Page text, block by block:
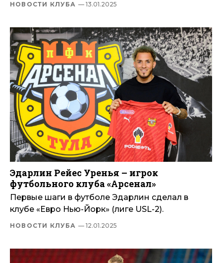
НОВОСТИ КЛУБА — 13.01.2025
Эдарлин Рейес Уренья – игрок
футбольного клуба «Арсенал»
Первые шаги в футболе Эдарлин сделал в
клубе «Евро Нью-Йорк» (лиге USL-2).
НОВОСТИ КЛУБА — 12.01.2025